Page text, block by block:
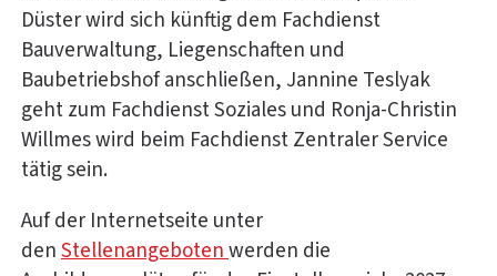
Düster wird sich künftig dem Fachdienst
Bauverwaltung, Liegenschaften und
Baubetriebshof anschließen, Jannine Teslyak
geht zum Fachdienst Soziales und Ronja-Christin
Willmes wird beim Fachdienst Zentraler Service
tätig sein.
Auf der Internetseite unter
denStellenangebotenwerden die